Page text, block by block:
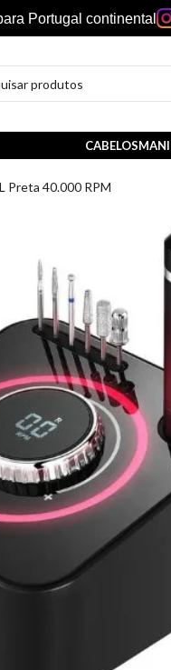
Portugal continental
CABELOS
Preta 40.000 RPM